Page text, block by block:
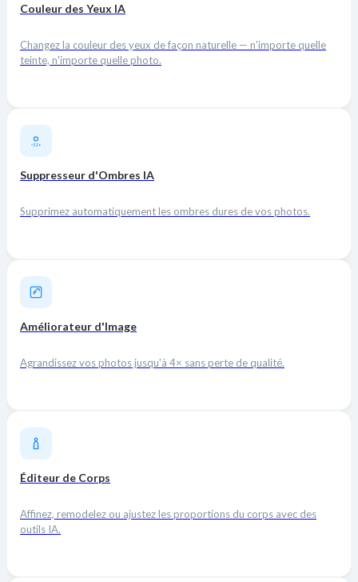
Couleur des Yeux IA
Changez la couleur des yeux de façon naturelle — n'importe quelle
teinte, n'importe quelle photo.
Suppresseur d'Ombres IA
Supprimez automatiquement les ombres dures de vos photos.
Améliorateur d'Image
Agrandissez vos photos jusqu'à 4× sans perte de qualité.
Éditeur de Corps
Affinez, remodelez ou ajustez les proportions du corps avec des
outils IA.